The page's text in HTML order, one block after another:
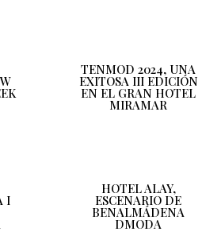
TENMOD 2024, UNA
EXITOSA III EDICIÓN
EN EL GRAN HOTEL
MIRAMAR
I
HOTEL ALAY,
ESCENARIO DE
BENALMÁDENA
DMODA